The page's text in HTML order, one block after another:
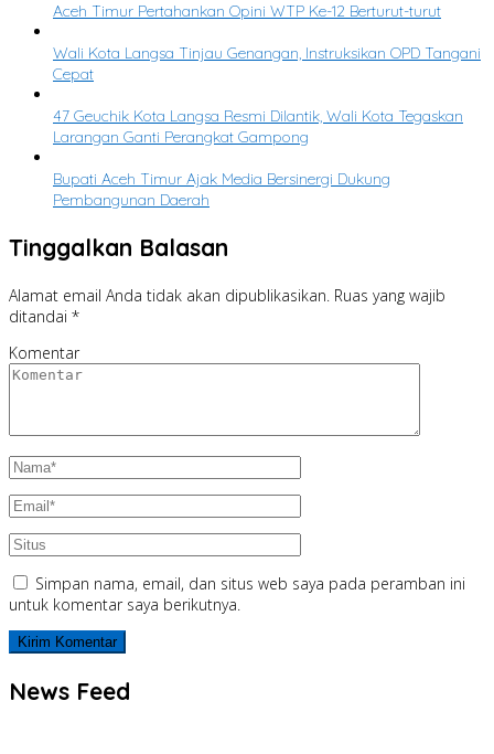
Aceh Timur Pertahankan Opini WTP Ke-12 Berturut-turut
Wali Kota Langsa Tinjau Genangan, Instruksikan OPD Tangani
Cepat
47 Geuchik Kota Langsa Resmi Dilantik, Wali Kota Tegaskan
Larangan Ganti Perangkat Gampong
Bupati Aceh Timur Ajak Media Bersinergi Dukung
Pembangunan Daerah
Tinggalkan Balasan
Alamat email Anda tidak akan dipublikasikan. Ruas yang wajib
ditandai *
Komentar
Simpan nama, email, dan situs web saya pada peramban ini
untuk komentar saya berikutnya.
News Feed